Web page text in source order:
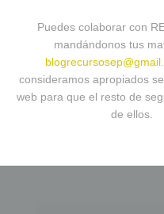
Puedes colaborar con
mandándonos tus
consideramos apropiados
web para que el resto de
de ellos.